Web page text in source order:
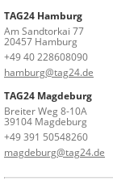
TAG24 Hamburg
Am Sandtorkai 77
20457 Hamburg
+49 40 228608090
hamburg@tag24.de
TAG24 Magdeburg
Breiter Weg 8-10A
39104 Magdeburg
+49 391 50548260
magdeburg@tag24.de